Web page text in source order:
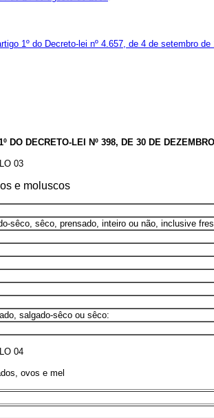
1º do Decreto-lei nº 4.657, de 4 de setembro de
DO DECRETO-LEI Nº 398, DE 30 DE
03
e moluscos
sêco, sêco, prensado, inteiro ou não, inclusive
salgado-sêco ou sêco:
04
ovos e mel